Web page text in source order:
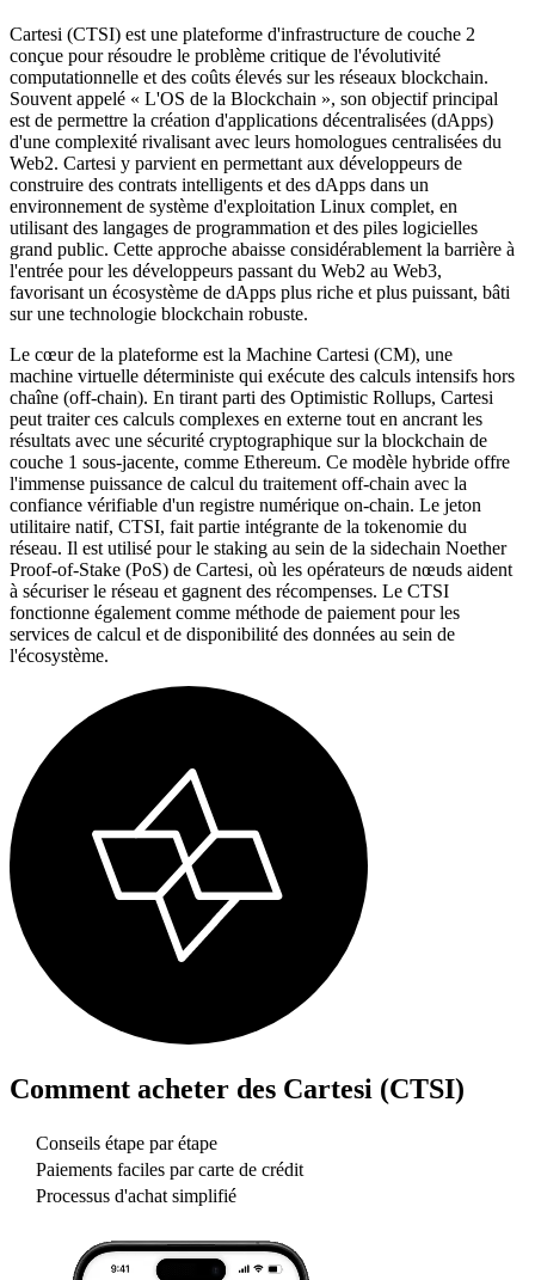
Cartesi (CTSI) est une plateforme d'infrastructure de couche 2
conçue pour résoudre le problème critique de l'évolutivité
computationnelle et des coûts élevés sur les réseaux blockchain.
Souvent appelé « L'OS de la Blockchain », son objectif principal
est de permettre la création d'applications décentralisées (dApps)
d'une complexité rivalisant avec leurs homologues centralisées du
Web2. Cartesi y parvient en permettant aux développeurs de
construire des contrats intelligents et des dApps dans un
environnement de système d'exploitation Linux complet, en
utilisant des langages de programmation et des piles logicielles
grand public. Cette approche abaisse considérablement la barrière à
l'entrée pour les développeurs passant du Web2 au Web3,
favorisant un écosystème de dApps plus riche et plus puissant, bâti
sur une technologie blockchain robuste.
Le cœur de la plateforme est la Machine Cartesi (CM), une
machine virtuelle déterministe qui exécute des calculs intensifs hors
chaîne (off-chain). En tirant parti des Optimistic Rollups, Cartesi
peut traiter ces calculs complexes en externe tout en ancrant les
résultats avec une sécurité cryptographique sur la blockchain de
couche 1 sous-jacente, comme Ethereum. Ce modèle hybride offre
l'immense puissance de calcul du traitement off-chain avec la
confiance vérifiable d'un registre numérique on-chain. Le jeton
utilitaire natif, CTSI, fait partie intégrante de la tokenomie du
réseau. Il est utilisé pour le staking au sein de la sidechain Noether
Proof-of-Stake (PoS) de Cartesi, où les opérateurs de nœuds aident
à sécuriser le réseau et gagnent des récompenses. Le CTSI
fonctionne également comme méthode de paiement pour les
services de calcul et de disponibilité des données au sein de
l'écosystème.
Comment acheter des Cartesi (CTSI)
Conseils étape par étape
Paiements faciles par carte de crédit
Processus d'achat simplifié